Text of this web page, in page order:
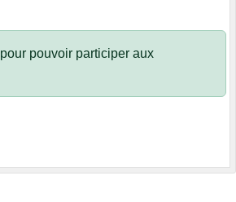
pour pouvoir participer aux